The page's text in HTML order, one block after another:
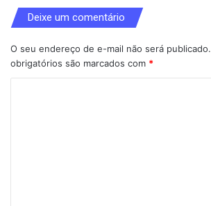
Deixe um comentário
O seu endereço de e-mail não será publicado.
obrigatórios são marcados com *